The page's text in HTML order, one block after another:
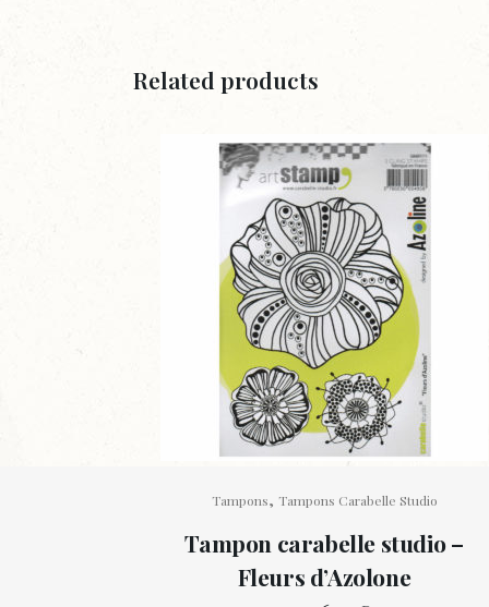
Related products
Tampons, Tampons Carabelle Studio
Tampon carabelle studio –
Fleurs d’Azolone